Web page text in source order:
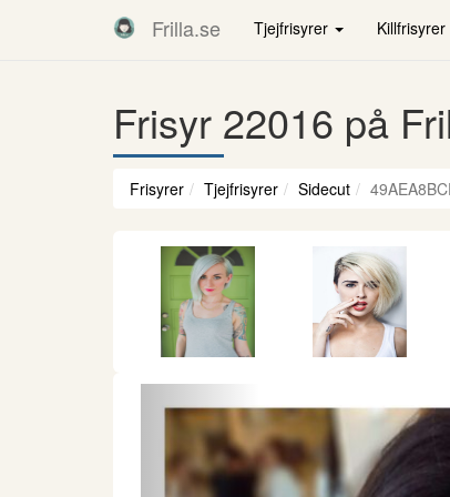
Frilla.se Tjejfrisyrer Killfrisyrer
Frisyr 22016 på
Frisyrer Tjejfrisyrer Sidecut